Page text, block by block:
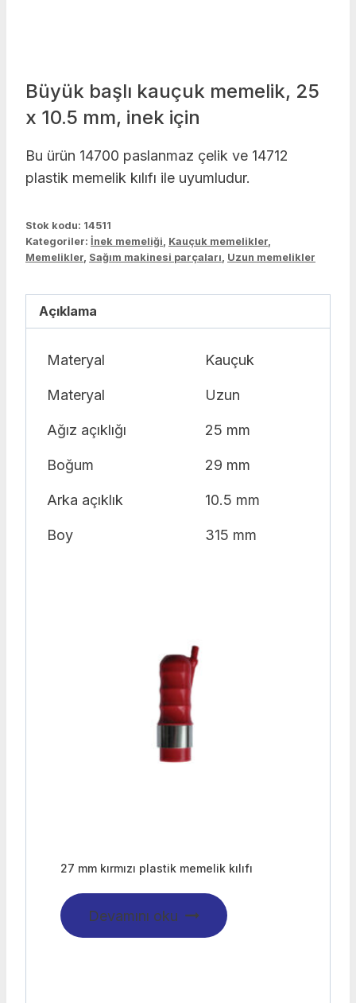
Büyük başlı kauçuk memelik, 25
x 10.5 mm, inek için
Bu ürün 14700 paslanmaz çelik ve 14712
plastik memelik kılıfı ile uyumludur.
Stok kodu: 14511
Kategoriler: İnek memeliği, Kauçuk memelikler,
Memelikler, Sağım makinesi parçaları, Uzun memelikler
Açıklama
Materyal Kauçuk
Materyal Uzun
Ağız açıklığı 25 mm
Boğum 29 mm
Arka açıklık 10.5 mm
Boy 315 mm
27 mm kırmızı plastik memelik kılıfı
Devamını oku